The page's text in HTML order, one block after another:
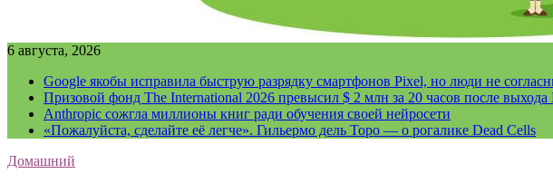
6 августа, 2026
Google якобы исправила быструю разрядку смартфонов Pixel, но люди не
Призовой фонд The International 2026 превысил $ 2 млн за 20 часов после
Anthropic сожгла миллионы книг ради обучения своей нейросети
«Пожалуйста, сделайте её легче». Гильермо дель Торо — о рогалике Dead Cells
Домашний